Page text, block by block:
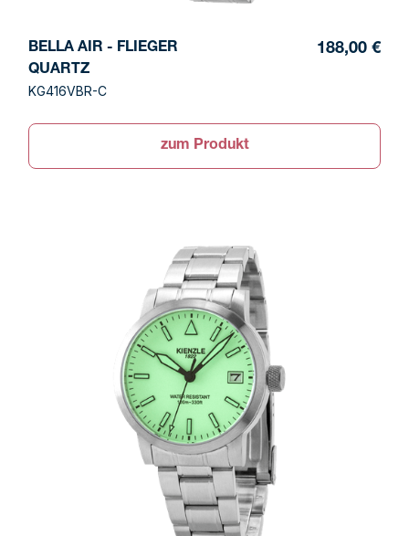
BELLA AIR - FLIEGER
QUARTZ
KG416VBR-C
188,00 €
zum Produkt